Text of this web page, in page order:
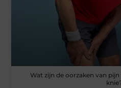
Wat zijn de oorzaken van